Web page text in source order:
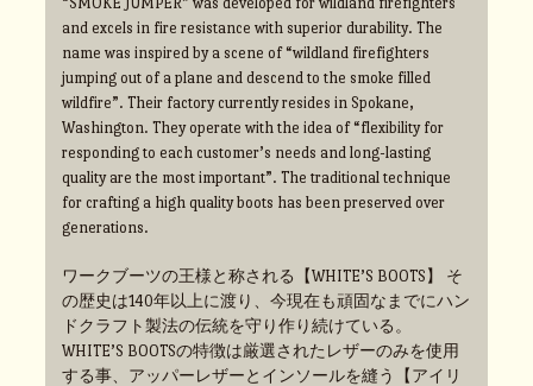
and excels in fire resistance with superior durability. The
name was inspired by a scene of “wildland firefighters
jumping out of a plane and descend to the smoke filled
wildfire”. Their factory currently resides in Spokane,
Washington. They operate with the idea of “flexibility for
responding to each customer’s needs and long-lasting
quality are the most important”. The traditional technique
for crafting a high quality boots has been preserved over
generations.
ワークブーツの王様と称される【WHITE’S BOOTS】 そ
の歴史は140年以上に渡り、今現在も頑固なまでにハン
ドクラフト製法の伝統を守り作り続けている。
WHITE’S BOOTSの特徴は厳選されたレザーのみを使用
する事、アッパーレザーとインソールを縫う【アイリ